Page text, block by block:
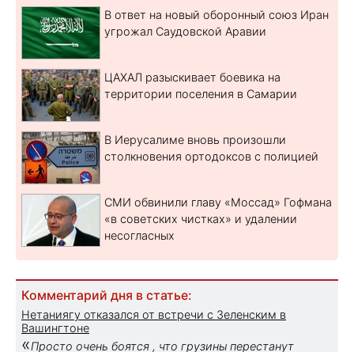
В ответ на новый оборонный союз Иран
угрожал Саудовской Аравии
ЦАХАЛ разыскивает боевика на
территории поселения в Самарии
В Иерусалиме вновь произошли
столкновения ортодоксов с полицией
СМИ обвинили главу «Моссад» Гофмана
«в советских чистках» и удалении
несогласных
Комментарий дня в статье:
Нетаниягу отказался от встречи с Зеленским в
Вашингтоне
«Просто очень боятся , что грузины перестанут